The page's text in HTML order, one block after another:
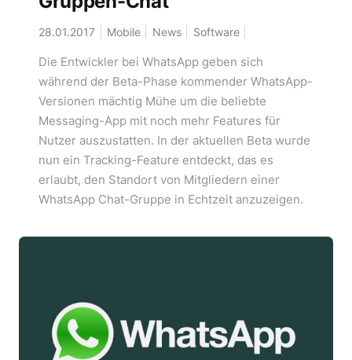
28.01.2017 Mobile News Software
Die Entwickler bei WhatsApp geben sich
während der Beta-Phase kommender WhatsApp-
Versionen mächtig Mühe um die beliebte
Messaging-App mit noch mehr Features für
Nutzer auszustatten. In der aktuellen Beta wurde
nun ein Tracking-Feature entdeckt, das es
erlaubt, den Standort von Mitgliedern einer
WhatsApp Chat-Gruppe in Echtzeit anzuzeigen.